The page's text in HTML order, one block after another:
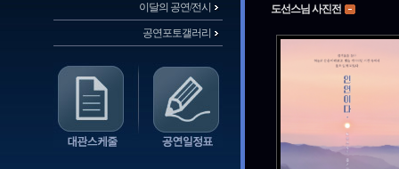
이달의 공연/전시
공연포토갤러리
도선스님 사진전